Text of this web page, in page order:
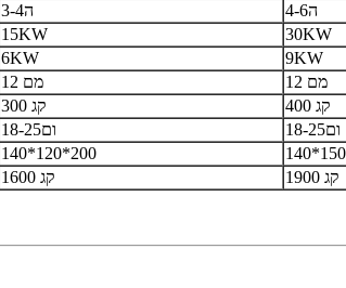
3-4ה 4-6ה
15KW 30KW
6KW 9KW
12 מם 12 מם
300 קג 400 קג
18-25ום 18-25ום
140*120*200
1600 קג 1900 קג